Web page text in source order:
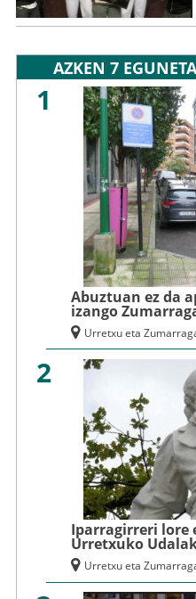
AZKEN 7
1
Abuztuan ez da
izango
Urretxu eta
2
Iparragirreri lore
Urretxuko
Urretxu eta